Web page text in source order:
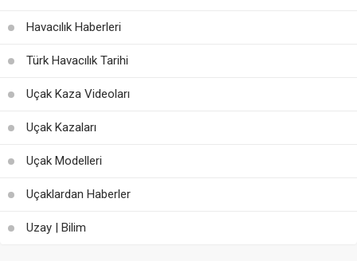
Havacılık Haberleri
Türk Havacılık Tarihi
Uçak Kaza Videoları
Uçak Kazaları
Uçak Modelleri
Uçaklardan Haberler
Uzay | Bilim